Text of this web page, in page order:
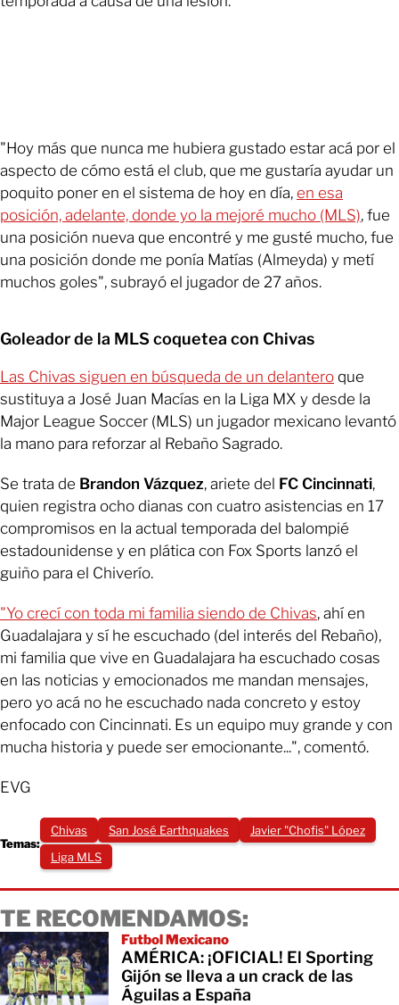
"Hoy más que nunca me hubiera gustado estar acá por el
aspecto de cómo está el club, que me gustaría ayudar un
poquito poner en el sistema de hoy en día, en esa
posición, adelante, donde yo la mejoré mucho (MLS), fue
una posición nueva que encontré y me gusté mucho, fue
una posición donde me ponía Matías (Almeyda) y metí
muchos goles", subrayó el jugador de 27 años.
Goleador de la MLS coquetea con Chivas
Las Chivas siguen en búsqueda de un delantero que
sustituya a José Juan Macías en la Liga MX y desde la
Major League Soccer (MLS) un jugador mexicano levantó
la mano para reforzar al Rebaño Sagrado.
Se trata de Brandon Vázquez, ariete del FC Cincinnati,
quien registra ocho dianas con cuatro asistencias en 17
compromisos en la actual temporada del balompié
estadounidense y en plática con Fox Sports lanzó el
guiño para el Chiverío.
"Yo crecí con toda mi familia siendo de Chivas, ahí en
Guadalajara y sí he escuchado (del interés del Rebaño),
mi familia que vive en Guadalajara ha escuchado cosas
en las noticias y emocionados me mandan mensajes,
pero yo acá no he escuchado nada concreto y estoy
enfocado con Cincinnati. Es un equipo muy grande y con
mucha historia y puede ser emocionante...", comentó.
EVG
Temas:
Chivas San José Earthquakes
Javier "Chofis" López
Liga MLS
TE RECOMENDAMOS:
Futbol Mexicano
AMÉRICA: ¡OFICIAL! El Sporting
Gijón se lleva a un crack de las
Águilas a España